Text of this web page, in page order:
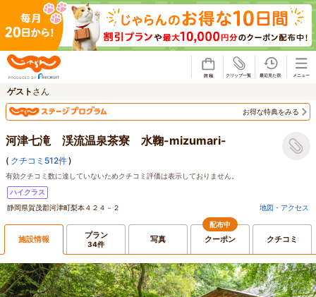
ゲスト さん
お得な特典をみる
河津七滝 渓流温泉茶寮 水鞠-mizumari-
( クチコミ512件)
有効クチコミ数に達していないためクチコミ評価は表示しておりません。
ハイクラス
静岡県賀茂郡河津町梨本４２４－２
地図・アクセス
施設情報 プラン
34件 写真
配布中
クーポン クチコミ